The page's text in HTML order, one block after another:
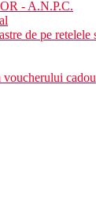
- A.N.P.C.
de pe retelele
cadou